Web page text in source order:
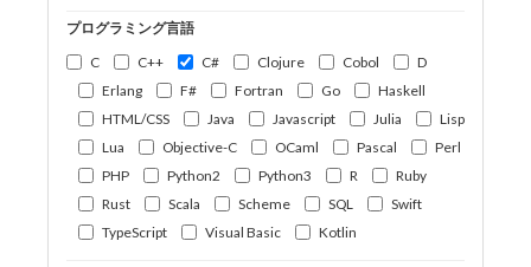
プログラミング言語
C
C++ C# Clojure Cobol
D
Erlang
F# Fortran Go
Haskell
HTML/CSS
Java Javascript Julia
Lisp
Lua
Objective-C OCaml Pascal
Perl
PHP
Python2 Python3 R
Ruby
Rust
Scala Scheme SQL
Swift
TypeScript
Visual Basic Kotlin